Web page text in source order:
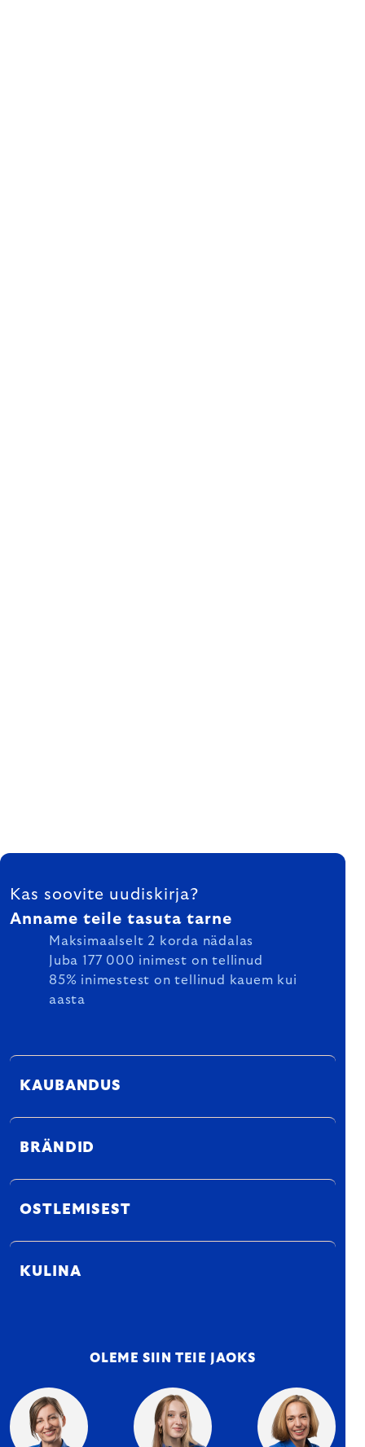
FOOTER
Kas soovite uudiskirja?
Anname teile tasuta tarne
Maksimaalselt 2 korda nädalas
Juba 177 000 inimest on tellinud
85% inimestest on tellinud kauem kui
aasta
KAUBANDUS
BRÄNDID
OSTLEMISEST
KULINA
OLEME SIIN TEIE JAOKS